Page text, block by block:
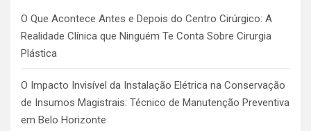
O Que Acontece Antes e Depois do Centro Cirúrgico: A
Realidade Clínica que Ninguém Te Conta Sobre Cirurgia
Plástica
O Impacto Invisível da Instalação Elétrica na Conservação
de Insumos Magistrais: Técnico de Manutenção Preventiva
em Belo Horizonte